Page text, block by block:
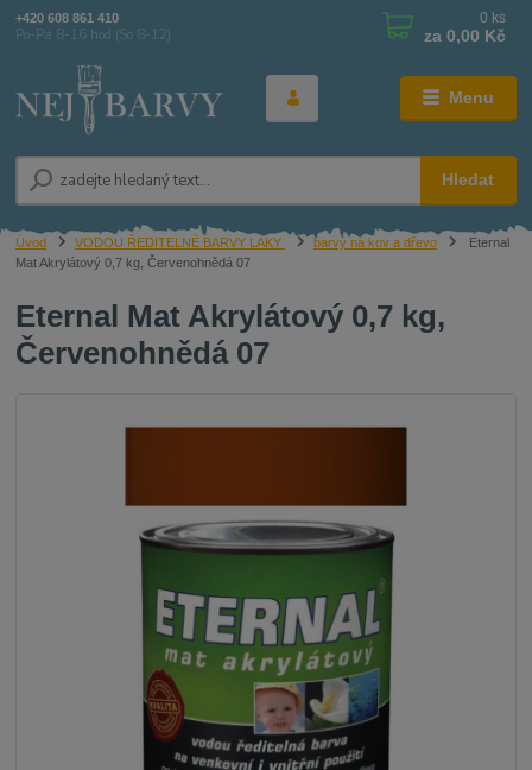
Menu
Hledat
+420 608 861 410
Po-Pá 8-16 hod (So 8-12)
0 ks
za 0,00 Kč
Úvod VODOU ŘEDITELNÉ BARVY LAKY barvy na kov a dřevo
Eternal
Mat Akrylátový 0,7 kg, Červenohnědá 07
Eternal Mat Akrylátový 0,7 kg,
Červenohnědá 07